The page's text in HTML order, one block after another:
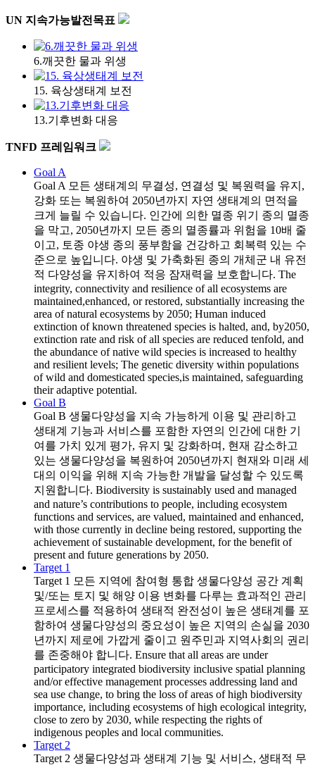
UN 지속가능발전목표
6.깨끗한 물과 위생
15. 육상생태계 보전
13.기후변화 대응
TNFD 프레임워크
Goal A
Goal A 모든 생태계의 무결성, 연결성 및 복원력을 유지,
강화 또는 복원하여 2050년까지 자연 생태계의 면적을
크게 늘릴 수 있습니다. 인간에 의한 멸종 위기 종의 멸종
을 막고, 2050년까지 모든 종의 멸종률과 위험을 10배 줄
이고, 토종 야생 종의 풍부함을 건강하고 회복력 있는 수
준으로 높입니다. 야생 및 가축화된 종의 개체군 내 유전
적 다양성을 유지하여 적응 잠재력을 보호합니다. The
integrity, connectivity and resilience of all ecosystems are
maintained,enhanced, or restored, substantially increasing the
area of natural ecosystems by 2050; Human induced
extinction of known threatened species is halted, and, by2050,
extinction rate and risk of all species are reduced tenfold, and
the abundance of native wild species is increased to healthy
and resilient levels; The genetic diversity within populations
of wild and domesticated species,is maintained, safeguarding
their adaptive potential.
Goal B
Goal B 생물다양성을 지속 가능하게 이용 및 관리하고
생태계 기능과 서비스를 포함한 자연의 인간에 대한 기
여를 가치 있게 평가, 유지 및 강화하며, 현재 감소하고
있는 생물다양성을 복원하여 2050년까지 현재와 미래 세
대의 이익을 위해 지속 가능한 개발을 달성할 수 있도록
지원합니다. Biodiversity is sustainably used and managed
and nature’s contributions to people, including ecosystem
functions and services, are valued, maintained and enhanced,
with those currently in decline being restored, supporting the
achievement of sustainable development, for the benefit of
present and future generations by 2050.
Target 1
Target 1 모든 지역에 참여형 통합 생물다양성 공간 계획
및/또는 토지 및 해양 이용 변화를 다루는 효과적인 관리
프로세스를 적용하여 생태적 완전성이 높은 생태계를 포
함하여 생물다양성의 중요성이 높은 지역의 손실을 2030
년까지 제로에 가깝게 줄이고 원주민과 지역사회의 권리
를 존중해야 합니다. Ensure that all areas are under
participatory integrated biodiversity inclusive spatial planning
and/or effective management processes addressing land and
sea use change, to bring the loss of areas of high biodiversity
importance, including ecosystems of high ecological integrity,
close to zero by 2030, while respecting the rights of
indigenous peoples and local communities.
Target 2
Target 2 생물다양성과 생태계 기능 및 서비스, 생태적 무